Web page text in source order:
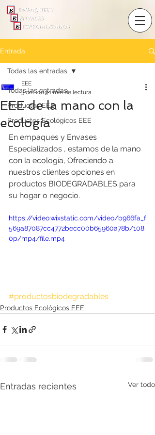
Entrada
Todas las entradas
Productos EEE
Productos Ecológicos EEE
Todas las entradas
EEE de la mano con la
ecología
EEE
3 oct 20191 min de lectura
En empaques y Envases
Especializados , estamos de la mano
con la ecología, Ofreciendo a
nuestros clientes opciones en
productos BIODEGRADABLES para
su hogar o negocio.
https://video.wixstatic.com/video/b966fa_f
569a87087cc4772becc00b65960a78b/108
0p/mp4/file.mp4
#productosbiodegradables
Productos Ecológicos EEE
Entradas recientes Ver todo